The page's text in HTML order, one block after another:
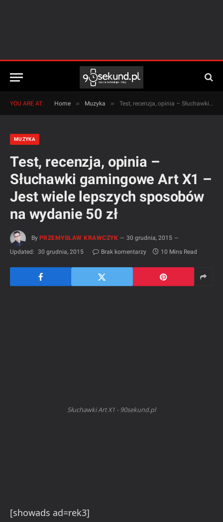
YOU ARE AT: Home » Muzyka » Test, recenzja, opinia – Słuchawki gamingowe Art X1 – Jest wiele lepszych sposobów na wydanie 50 zł
MUZYKA
Test, recenzja, opinia –
Słuchawki gamingowe Art X1 –
Jest wiele lepszych sposobów
na wydanie 50 zł
By PRZEMYSŁAW KRAWCZYK
30 grudnia, 2015
Updated: 30 grudnia, 2015 Brak komentarzy 10 Mins Read
Słuchawki Art X1 - 90sekund.pl
[showads ad=rek3]